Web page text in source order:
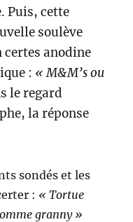
Puis, cette
soulève
certes anodine
: « M&M’s ou
le regard
la réponse
sondés et les
: « Tortue
granny »